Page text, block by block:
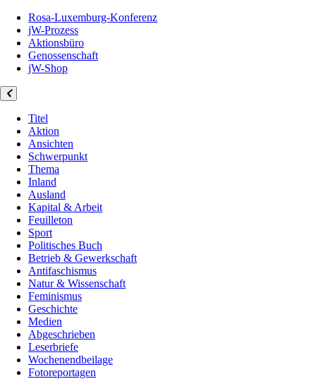
Rosa-Luxemburg-Konferenz
jW-Prozess
Aktionsbüro
Genossenschaft
jW-Shop
Titel
Aktion
Ansichten
Schwerpunkt
Thema
Inland
Ausland
Kapital & Arbeit
Feuilleton
Sport
Politisches Buch
Betrieb & Gewerkschaft
Antifaschismus
Natur & Wissenschaft
Feminismus
Geschichte
Medien
Abgeschrieben
Leserbriefe
Wochenendbeilage
Fotoreportagen